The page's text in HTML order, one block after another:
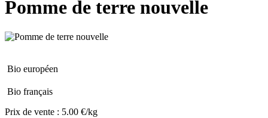
Pomme de terre nouvelle
Bio européen
Bio français
Prix de vente : 5.00 €/kg